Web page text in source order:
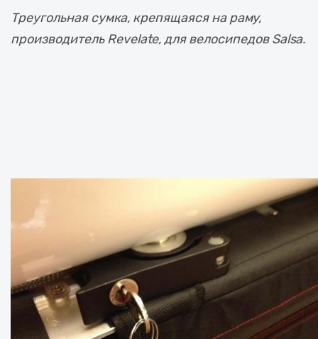
Треугольная сумка, крепящаяся на раму,
производитель Revelate, для велосипедов Salsa.